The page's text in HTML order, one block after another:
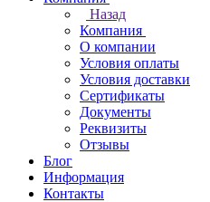
Назад
Компания
О компании
Условия оплаты
Условия доставки
Сертификаты
Документы
Реквизиты
Отзывы
Блог
Информация
Контакты